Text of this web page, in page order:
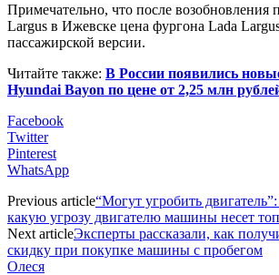
Примечательно, что после возобновления
Largus в Ижевске цена фургона Lada
пассажирской версии.
Читайте также: В России появились
Hyundai Bayon по цене от 2,25 млн
Facebook
Twitter
Pinterest
WhatsApp
Previous article“Могут угробить
какую угрозу двигателю машины несет
Next articleЭксперты рассказали, как
скидку при покупке машины с пробегом
Олеся